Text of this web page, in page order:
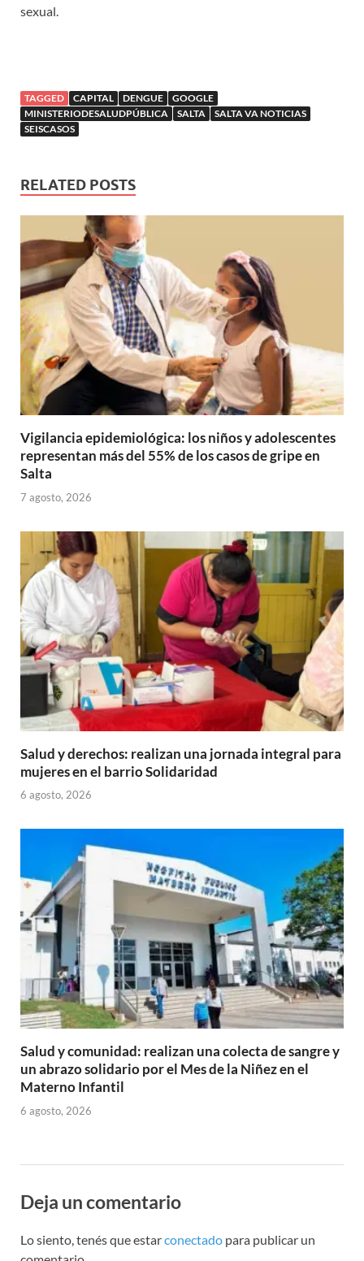
sexual.
TAGGED CAPITAL DENGUE
GOOGLE
MINISTERIODESALUDPÚBLICA
SALTA
SALTA VA NOTICIAS
SEISCASOS
RELATED POSTS
Vigilancia epidemiológica: los niños y adolescentes
representan más del 55% de los casos de gripe en
Salta
7 agosto, 2026
Salud y derechos: realizan una jornada integral para
mujeres en el barrio Solidaridad
6 agosto, 2026
Salud y comunidad: realizan una colecta de sangre y
un abrazo solidario por el Mes de la Niñez en el
Materno Infantil
6 agosto, 2026
Deja un comentario
Lo siento, tenés que estarconectado para publicar un